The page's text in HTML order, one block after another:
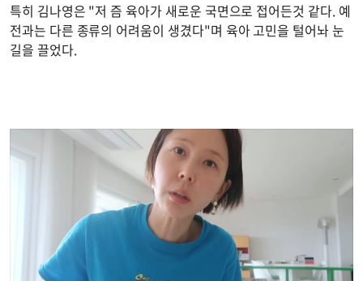
특히 김나영은 "저 즘 육아가 새로운 국면으로 접어든것 같다. 예
전과는 다른 종류의 어려움이 생겼다"며 육아 고민을 털어놔 눈
길을 끌었다.